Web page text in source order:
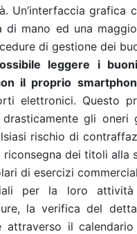
Un’interfaccia grafica
mano ed una
di gestione dei
leggere i
il proprio
elettronici. Questo
gli oneri
rischio di
dei titoli alla
di esercizi
per la loro
la verifica del
il